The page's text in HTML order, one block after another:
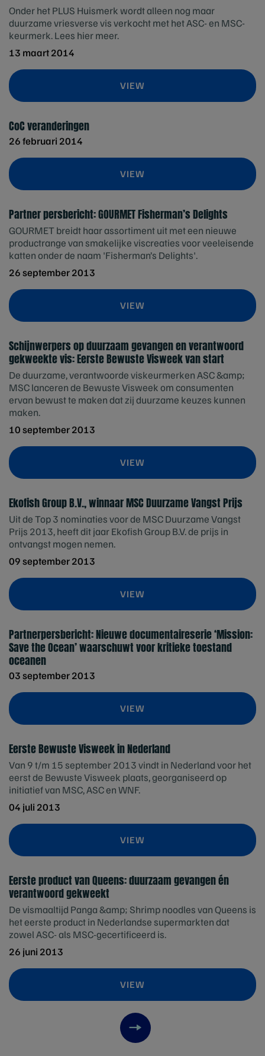
Onder het PLUS Huismerk wordt alleen nog maar
duurzame vriesverse vis verkocht met het ASC- en MSC-
keurmerk. Lees hier meer.
13 maart 2014
VIEW
CoC veranderingen
26 februari 2014
VIEW
Partner persbericht: GOURMET Fisherman’s Delights
GOURMET breidt haar assortiment uit met een nieuwe
productrange van smakelijke viscreaties voor veeleisende
katten onder de naam 'Fisherman’s Delights'.
26 september 2013
VIEW
Schijnwerpers op duurzaam gevangen en verantwoord
gekweekte vis: Eerste Bewuste Visweek van start
De duurzame, verantwoorde viskeurmerken ASC &amp;
MSC lanceren de Bewuste Visweek om consumenten
ervan bewust te maken dat zij duurzame keuzes kunnen
maken.
10 september 2013
VIEW
Ekofish Group B.V., winnaar MSC Duurzame Vangst Prijs
Uit de Top 3 nominaties voor de MSC Duurzame Vangst
Prijs 2013, heeft dit jaar Ekofish Group B.V. de prijs in
ontvangst mogen nemen.
09 september 2013
VIEW
Partnerpersbericht: Nieuwe documentaireserie ‘Mission:
Save the Ocean’ waarschuwt voor kritieke toestand
oceanen
03 september 2013
VIEW
Eerste Bewuste Visweek in Nederland
Van 9 t/m 15 september 2013 vindt in Nederland voor het
eerst de Bewuste Visweek plaats, georganiseerd op
initiatief van MSC, ASC en WNF.
04 juli 2013
VIEW
Eerste product van Queens: duurzaam gevangen én
verantwoord gekweekt
De vismaaltijd Panga &amp; Shrimp noodles van Queens is
het eerste product in Nederlandse supermarkten dat
zowel ASC- als MSC-gecertificeerd is.
26 juni 2013
VIEW
Next item